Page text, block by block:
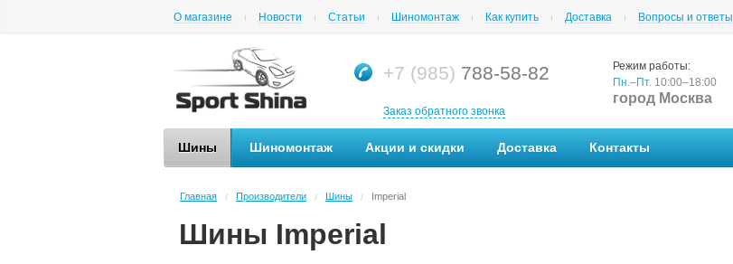
О магазине Новости Статьи Шиномонтаж Как купить Доставка Вопросы и ответы
+7 (985) 788-58-82
Заказ обратного звонка
Режим работы:
Пн.–Пт. 10:00–18:00
город Москва
Шины Шиномонтаж Акции и скидки Доставка Контакты
Главная / Производители / Шины / Imperial
Шины Imperial